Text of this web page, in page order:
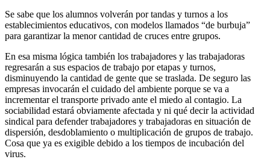
Se sabe que los alumnos volverán por tandas y turnos a los
establecimientos educativos, con modelos llamados “de burbuja”
para garantizar la menor cantidad de cruces entre grupos.
En esa misma lógica también los trabajadores y las trabajadoras
regresarán a sus espacios de trabajo por etapas y turnos,
disminuyendo la cantidad de gente que se traslada. De seguro las
empresas invocarán el cuidado del ambiente porque se va a
incrementar el transporte privado ante el miedo al contagio. La
sociabilidad estará obviamente afectada y ni qué decir la actividad
sindical para defender trabajadores y trabajadoras en situación de
dispersión, desdoblamiento o multiplicación de grupos de trabajo.
Cosa que ya es exigible debido a los tiempos de incubación del
virus.